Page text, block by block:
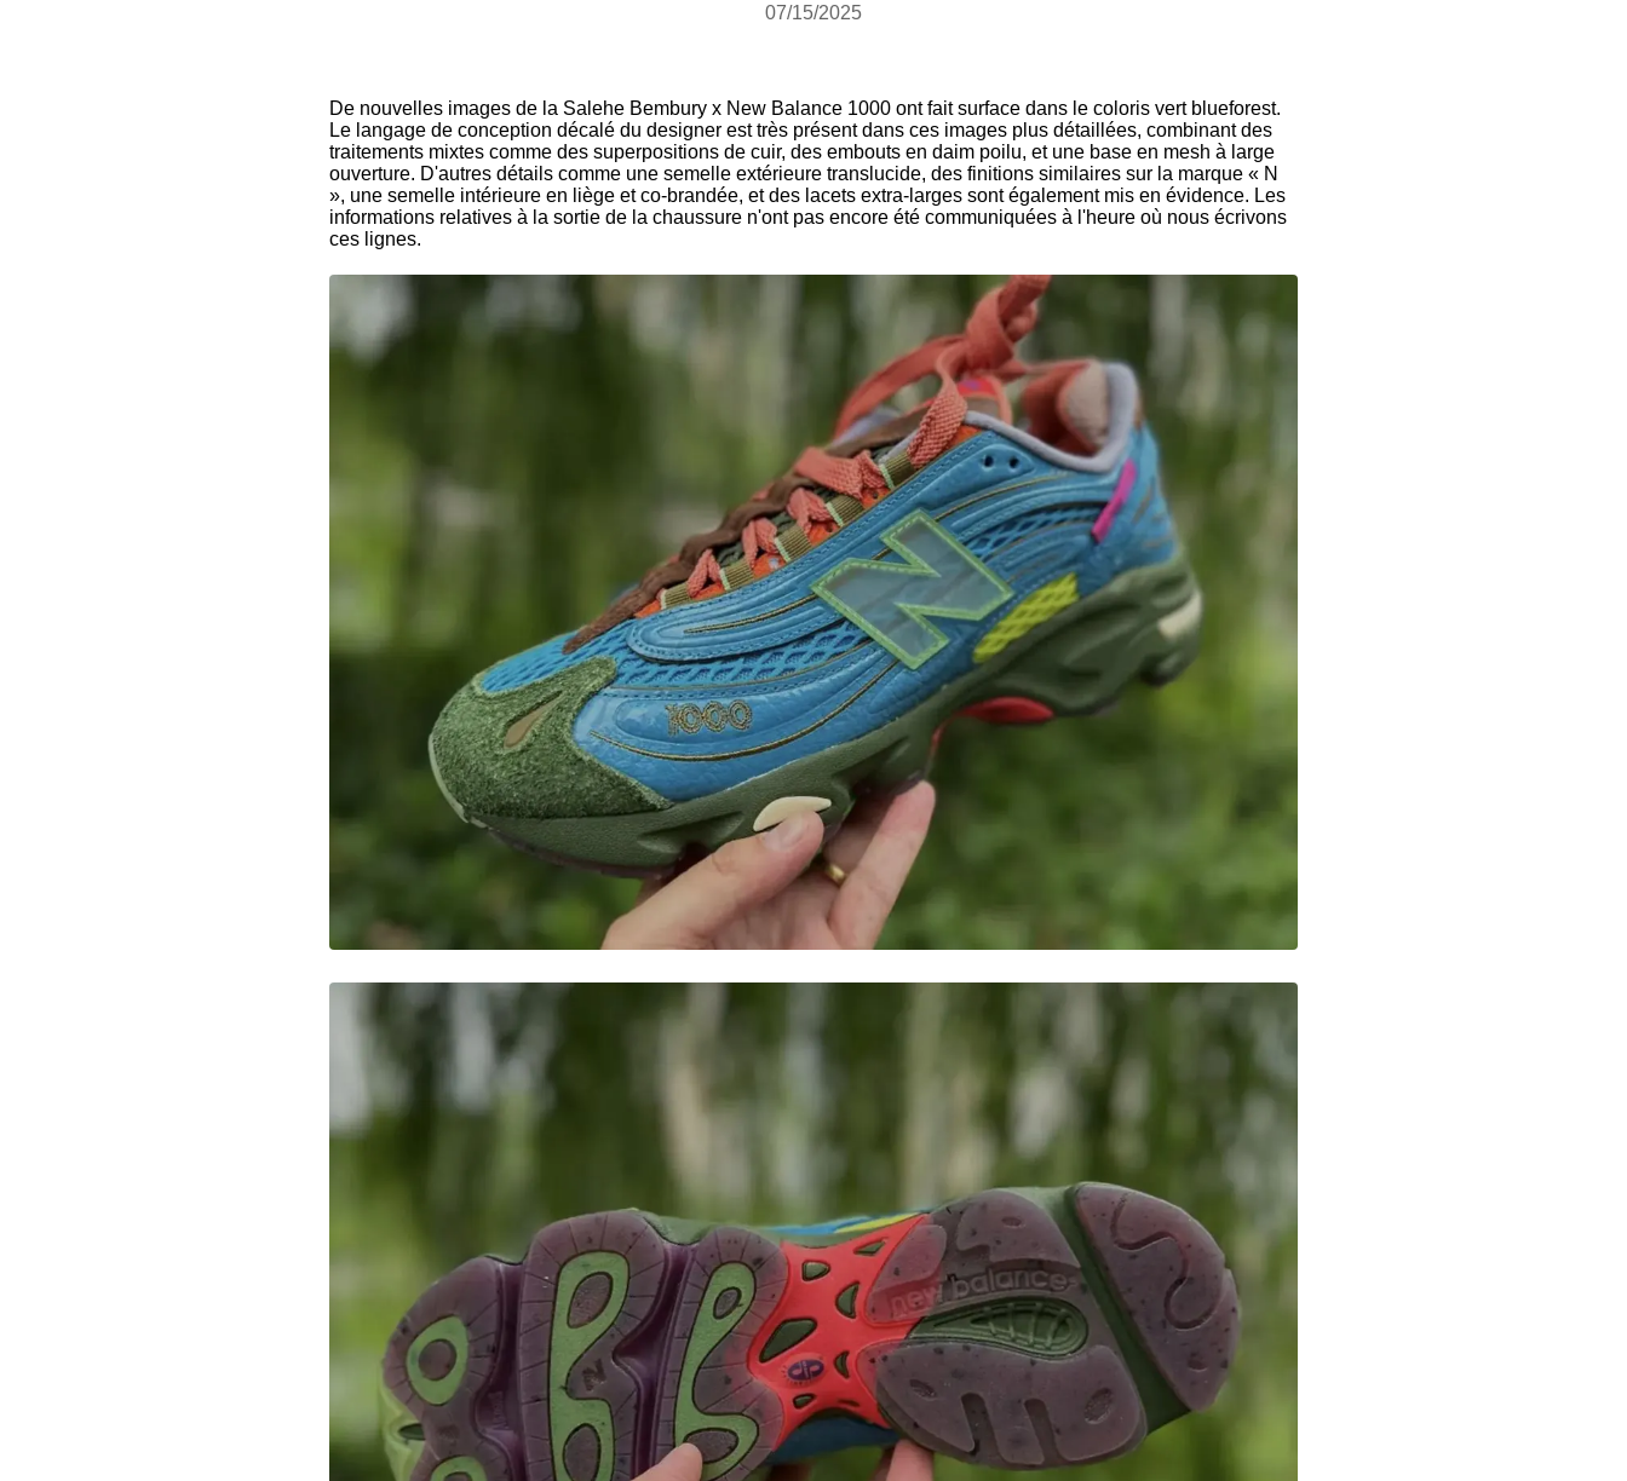
07/15/2025
De nouvelles images de la Salehe Bembury x New Balance 1000 ont fait surface dans le coloris vert blueforest.
Le langage de conception décalé du designer est très présent dans ces images plus détaillées, combinant des
traitements mixtes comme des superpositions de cuir, des embouts en daim poilu, et une base en mesh à large
ouverture. D'autres détails comme une semelle extérieure translucide, des finitions similaires sur la marque « N
», une semelle intérieure en liège et co-brandée, et des lacets extra-larges sont également mis en évidence. Les
informations relatives à la sortie de la chaussure n'ont pas encore été communiquées à l'heure où nous écrivons
ces lignes.